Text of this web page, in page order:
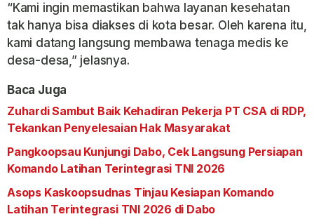
“Kami ingin memastikan bahwa layanan kesehatan
tak hanya bisa diakses di kota besar. Oleh karena itu,
kami datang langsung membawa tenaga medis ke
desa-desa,” jelasnya.
Baca Juga
Zuhardi Sambut Baik Kehadiran Pekerja PT CSA di RDP,
Tekankan Penyelesaian Hak Masyarakat
Pangkoopsau Kunjungi Dabo, Cek Langsung Persiapan
Komando Latihan Terintegrasi TNI 2026
Asops Kaskoopsudnas Tinjau Kesiapan Komando
Latihan Terintegrasi TNI 2026 di Dabo